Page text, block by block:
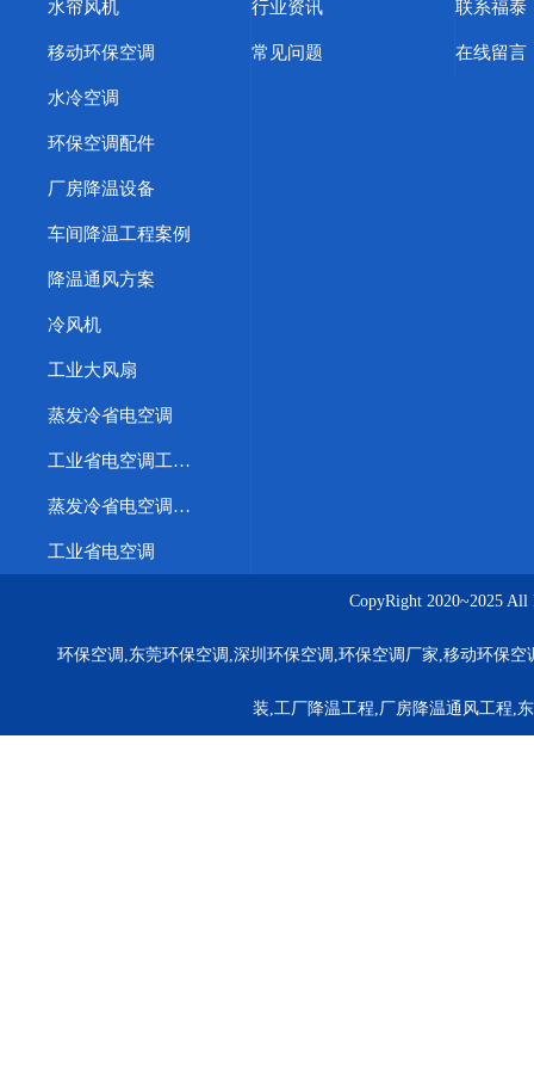
水帘风机
移动环保空调
水冷空调
环保空调配件
厂房降温设备
车间降温工程案例
降温通风方案
冷风机
工业大风扇
蒸发冷省电空调
工业省电空调工程案例
蒸发冷省电空调优势
工业省电空调
行业资讯
常见问题
联系福泰
在线留言
CopyRight 2020~2025
环保空调,东莞环保空调,深圳环保空调,环保空调厂家,移动环保
装,工厂降温工程,厂房降温通风工程,